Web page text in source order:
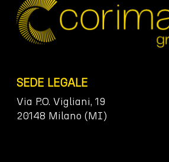
SEDE LEGALE
Via P.O. Vigliani, 19
20148 Milano (MI)